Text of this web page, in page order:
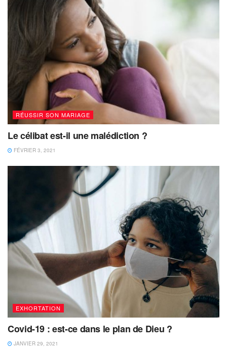
RÉUSSIR SON MARIAGE
Le célibat est-il une malédiction ?
FÉVRIER 3, 2021
EXHORTATION
Covid-19 : est-ce dans le plan de Dieu ?
JANVIER 29, 2021